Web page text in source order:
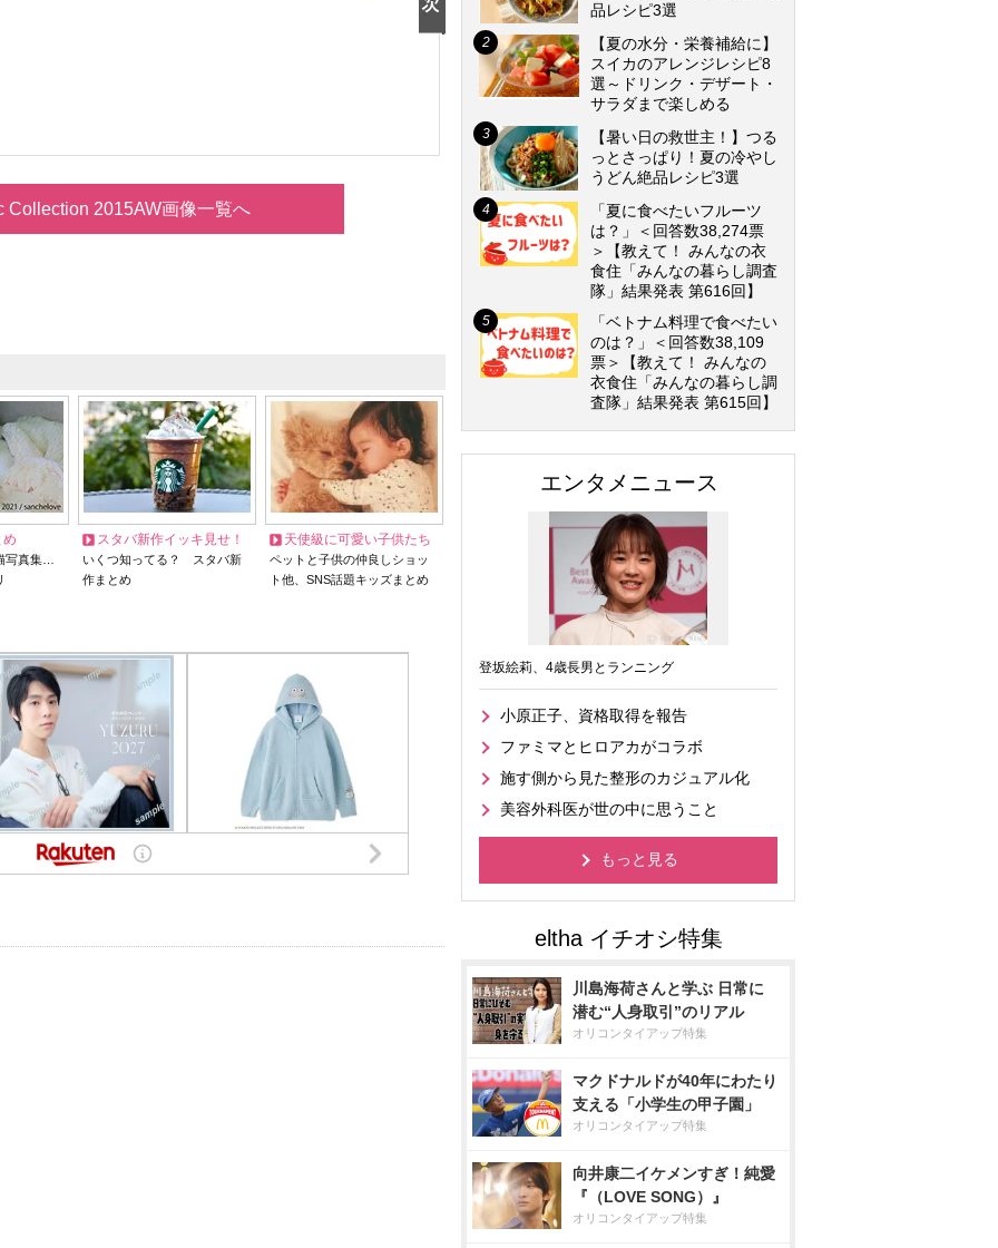
Collection 2015AW画像一覧へ
め
写真集…
スタバ新作イッキ見せ！
いくつ知ってる？ スタバ新
作まとめ
天使級に可愛い子供たち
ペットと子供の仲良しショッ
ト他、SNS話題キッズまとめ
品レシピ3選
【夏の水分・栄養補給に】
スイカのアレンジレシピ8
選～ドリンク・デザート・
サラダまで楽しめる
【暑い日の救世主！】つる
っとさっぱり！夏の冷やし
うどん絶品レシピ3選
「夏に食べたいフルーツ
は？」＜回答数38,274票
＞【教えて！ みんなの衣
食住「みんなの暮らし調査
隊」結果発表 第616回】
「ベトナム料理で食べたい
のは？」＜回答数38,109
票＞【教えて！ みんなの
衣食住「みんなの暮らし調
査隊」結果発表 第615回】
エンタメニュース
登坂絵莉、4歳長男とランニング
小原正子、資格取得を報告
ファミマとヒロアカがコラボ
施す側から見た整形のカジュアル化
美容外科医が世の中に思うこと
もっと見る
川島海荷さんと学ぶ 日常に
潜む“人身取引”のリアル
オリコンタイアップ特集
マクドナルドが40年にわたり
支える「小学生の甲子園」
オリコンタイアップ特集
向井康二イケメンすぎ！純愛
『（LOVE SONG）』
オリコンタイアップ特集